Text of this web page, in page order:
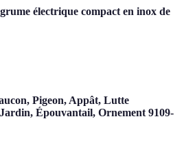
électrique compact en inox de
Pigeon, Appât, Lutte
Épouvantail, Ornement 9109-